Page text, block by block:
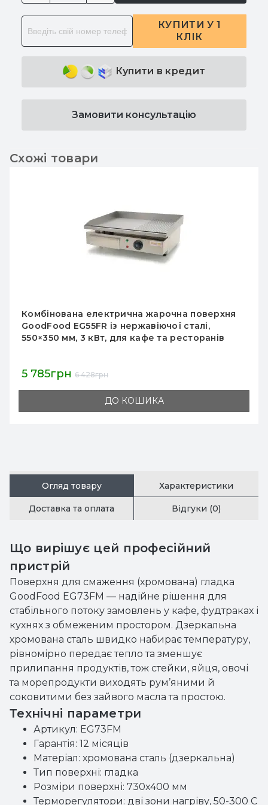
КУПИТИ У 1
КЛІК
Купити в кредит
Замовити консультацію
Схожі товари
Поверхня для смаження AIRHOT GE-730/F, 2
зони нагріву, 4,4 кВт, 220 В, +50–+300 °C,
730×515×245 мм, 27 кг, гарантія 12 міс, Китай
6 842грн 8 050грн
ДО КОШИКА
Огляд товару Характеристики
Доставка та оплата Відгуки (0)
Що вирішує цей професійний
пристрій
Поверхня для смаження (хромована) гладка
GoodFood EG73FM — надійне рішення для
стабільного потоку замовлень у кафе, фудтраках і
кухнях з обмеженим простором. Дзеркальна
хромована сталь швидко набирає температуру,
рівномірно передає тепло та зменшує
прилипання продуктів, тож стейки, яйця, овочі
та морепродукти виходять рум’яними й
соковитими без зайвого масла та простою.
Технічні параметри
Артикул: EG73FM
Гарантія: 12 місяців
Матеріал: хромована сталь (дзеркальна)
Тип поверхні: гладка
Розміри поверхні: 730x400 мм
Терморегулятори: дві зони нагріву, 50-300 C